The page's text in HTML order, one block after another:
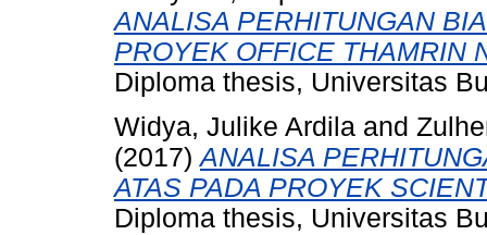
ANALISA PERHITUNGAN
PROYEK OFFICE THAMRIN
Diploma thesis, Universitas
Widya, Julike Ardila and
(2017)ANALISA
ATAS PADA PROYEK
Diploma thesis, Universitas